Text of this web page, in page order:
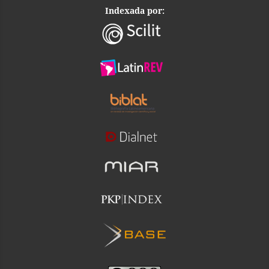
Indexada por: